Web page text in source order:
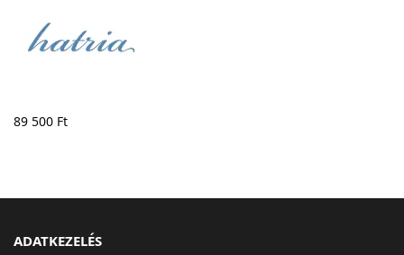
89 500 Ft
ADATKEZELÉS